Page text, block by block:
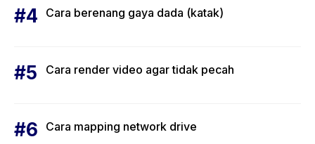
Cara berenang gaya dada (katak)
Cara render video agar tidak pecah
Cara mapping network drive